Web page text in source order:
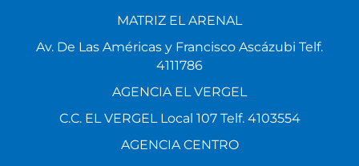
MATRIZ EL ARENAL
Av. De Las Américas y Francisco Ascázubi Telf.
4111786
AGENCIA EL VERGEL
C.C. EL VERGEL Local 107 Telf. 4103554
AGENCIA CENTRO